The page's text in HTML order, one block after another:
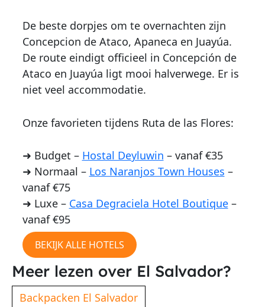
De beste dorpjes om te overnachten zijn
Concepcion de Ataco, Apaneca en Juayúa.
De route eindigt officieel in Concepción de
Ataco en Juayúa ligt mooi halverwege. Er is
niet veel accommodatie.
Onze favorieten tijdens Ruta de las Flores:
➜ Budget – Hostal Deyluwin – vanaf €35
➜ Normaal – Los Naranjos Town Houses –
vanaf €75
➜ Luxe – Casa Degraciela Hotel Boutique–
vanaf €95
BEKIJK ALLE HOTELS
Meer lezen over El Salvador?
Backpacken El Salvador